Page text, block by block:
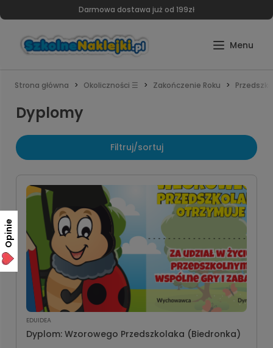
Darmowa dostawa już od 199zł
Strona główna Okoliczności ☰ Zakończenie Roku
Dyplomy
Filtruj/sortuj
EDUIDEA
Dyplom: Wzorowego Przedszkolaka (Biedronka)
Opinie